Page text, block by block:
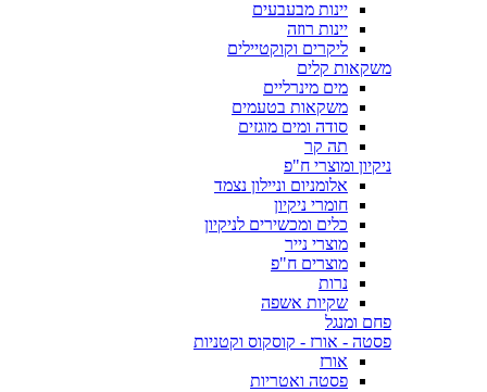
יינות מבעבעים
יינות רוזה
ליקרים וקוקטיילים
משקאות קלים
מים מינרליים
משקאות בטעמים
סודה ומים מוגזים
תה קר
ניקיון ומוצרי ח"פ
אלומניום וניילון נצמד
חומרי ניקיון
כלים ומכשירים לניקיון
מוצרי נייר
מוצרים ח"פ
נרות
שקיות אשפה
פחם ומנגל
פסטה - אורז - קוסקוס וקטניות
אורז
פסטה ואטריות